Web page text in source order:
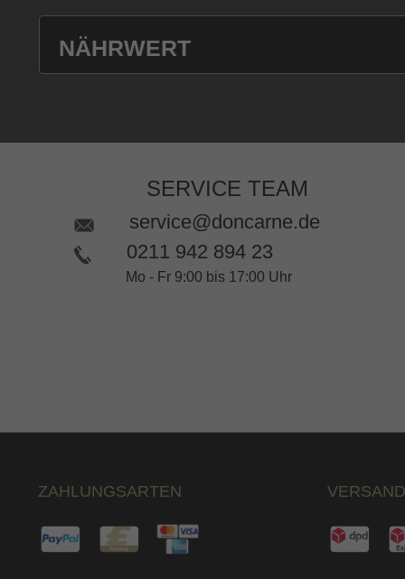
NÄHRWERT
SERVICE TEAM
service@doncarne.de
0211 942 894 23
Mo - Fr 9:00 bis 17:00 Uhr
ZAHLUNGSARTEN